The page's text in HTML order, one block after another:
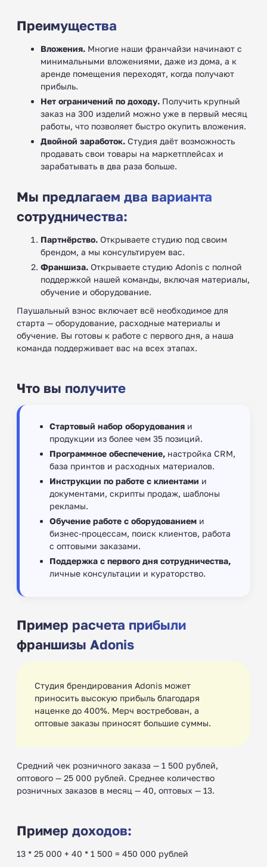
Преимущества
Вложения. Многие наши франчайзи начинают с
минимальными вложениями, даже из дома, а к
аренде помещения переходят, когда получают
прибыль.
Нет ограничений по доходу. Получить крупный
заказ на 300 изделий можно уже в первый месяц
работы, что позволяет быстро окупить вложения.
Двойной заработок. Студия даёт возможность
продавать свои товары на маркетплейсах и
зарабатывать в два раза больше.
Мы предлагаем два варианта
сотрудничества:
Партнёрство. Открываете студию под своим
брендом, а мы консультируем вас.
Франшиза. Открываете студию Adonis с полной
поддержкой нашей команды, включая материалы,
обучение и оборудование.
Паушальный взнос включает всё необходимое для
старта — оборудование, расходные материалы и
обучение. Вы готовы к работе с первого дня, а наша
команда поддерживает вас на всех этапах.
Что вы получите
Стартовый набор оборудования и
продукции из более чем 35 позиций.
Программное обеспечение, настройка CRM,
база принтов и расходных материалов.
Инструкции по работе с клиентами и
документами, скрипты продаж, шаблоны
рекламы.
Обучение работе с оборудованием и
бизнес-процессам, поиск клиентов, работа
с оптовыми заказами.
Поддержка с первого дня сотрудничества,
личные консультации и кураторство.
Пример расчета прибыли
франшизы Adonis
Студия брендирования Adonis может
приносить высокую прибыль благодаря
наценке до 400%. Мерч востребован, а
оптовые заказы приносят большие суммы.
Средний чек розничного заказа — 1 500 рублей,
оптового — 25 000 рублей. Среднее количество
розничных заказов в месяц — 40, оптовых — 13.
Пример доходов:
13 * 25 000 + 40 * 1 500 = 450 000 рублей